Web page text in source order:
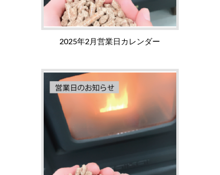
2025年2月営業日カレンダー